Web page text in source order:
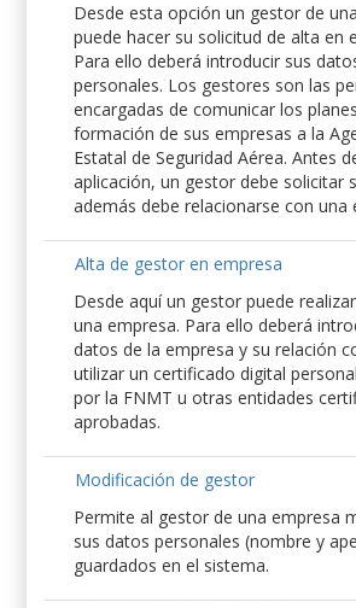
Desde esta opción un gestor de
puede hacer su solicitud de alta en
Para ello deberá introducir sus
personales. Los gestores son las
encargadas de comunicar los
formación de sus empresas a la
Estatal de Seguridad Aérea. Antes
aplicación, un gestor debe solicitar
además debe relacionarse con una
Alta de gestor en empresa
Desde aquí un gestor puede
una empresa. Para ello deberá
datos de la empresa y su relación
utilizar un certificado digital
por la FNMT u otras entidades
aprobadas.
Modificación de gestor
Permite al gestor de una empresa
sus datos personales (nombre y
guardados en el sistema.